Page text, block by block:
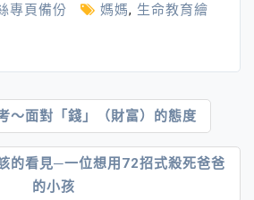
專頁備份 媽媽, 生命教育繪
～面對「錢」（財富）的態度
的看見─一位想用72招式殺死爸爸
的小孩